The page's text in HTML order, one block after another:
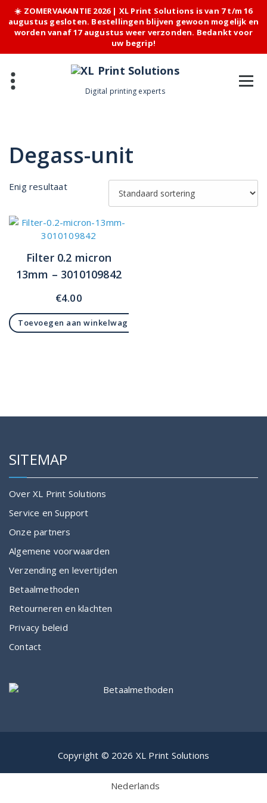
☀️ ZOMERVAKANTIE 2026 | XL Print Solutions is van 7 t/m 16
augustus gesloten. Bestellingen blijven gewoon mogelijk en
worden vanaf 17 augustus weer verzonden. Bedankt voor
uw begrip!
content
Digital printing experts
Degass-unit
Enig resultaat
Filter 0.2 micron
13mm – 3010109842
€4.00
Toevoegen aan winkelwagen
SITEMAP
Over XL Print Solutions
Service en Support
Onze partners
Algemene voorwaarden
Verzending en levertijden
Betaalmethoden
Retourneren en klachten
Privacy beleid
Contact
Copyright © 2026 XL Print Solutions
Nederlands